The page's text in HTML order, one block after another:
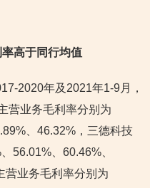
高于同行均值
2020年及2021年1-9月，
营业务毛利率分别为
、46.32%，三德科技
56.01%、60.46%、
营业务毛利率分别为